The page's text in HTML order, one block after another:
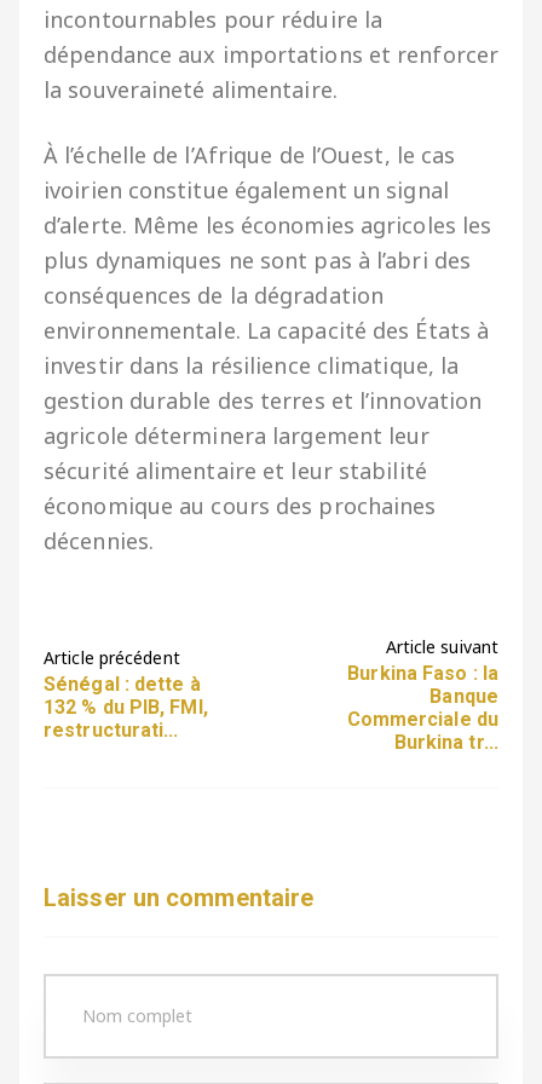
incontournables pour réduire la
dépendance aux importations et renforcer
la souveraineté alimentaire.
À l’échelle de l’Afrique de l’Ouest, le cas
ivoirien constitue également un signal
d’alerte. Même les économies agricoles les
plus dynamiques ne sont pas à l’abri des
conséquences de la dégradation
environnementale. La capacité des États à
investir dans la résilience climatique, la
gestion durable des terres et l’innovation
agricole déterminera largement leur
sécurité alimentaire et leur stabilité
économique au cours des prochaines
décennies.
Article précédent
Sénégal : dette à
132 % du PIB, FMI,
restructurati...
Article suivant
Burkina Faso : la
Banque
Commerciale du
Burkina tr...
Laisser un commentaire